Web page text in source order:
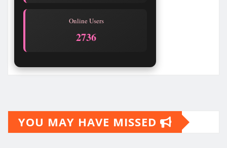
Online Users
2736
YOU MAY HAVE MISSED